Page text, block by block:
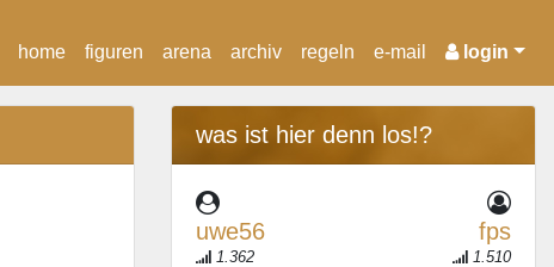
home figuren arena archiv regeln e-mail login
was ist hier denn los!?
uwe56
1.362
fps
1.510